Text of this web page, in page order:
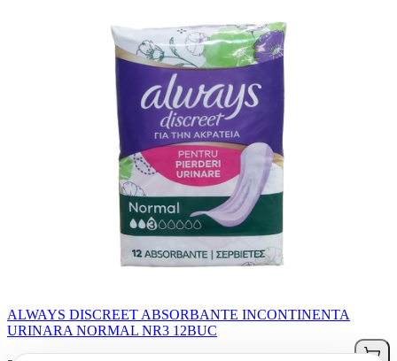
ALWAYS DISCREET ABSORBANTE INCONTINENTA
URINARA NORMAL NR3 12BUC